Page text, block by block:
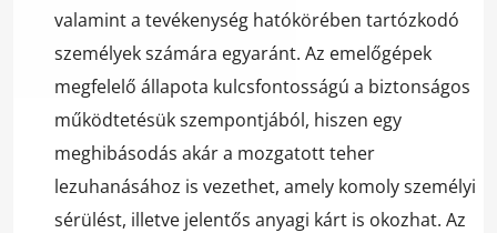
valamint a tevékenység hatókörében tartózkodó
személyek számára egyaránt. Az emelőgépek
megfelelő állapota kulcsfontosságú a biztonságos
működtetésük szempontjából, hiszen egy
meghibásodás akár a mozgatott teher
lezuhanásához is vezethet, amely komoly személyi
sérülést, illetve jelentős anyagi kárt is okozhat. Az